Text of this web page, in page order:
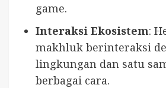
game.
Interaksi Ekosistem:
makhluk berinteraksi
lingkungan dan satu
berbagai cara.